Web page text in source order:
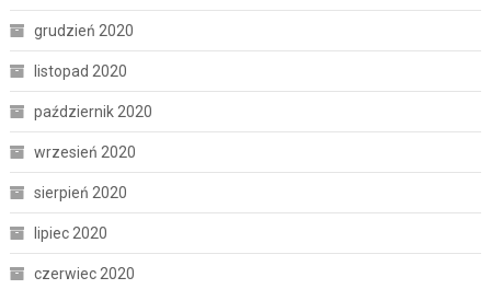
grudzień 2020
listopad 2020
październik 2020
wrzesień 2020
sierpień 2020
lipiec 2020
czerwiec 2020